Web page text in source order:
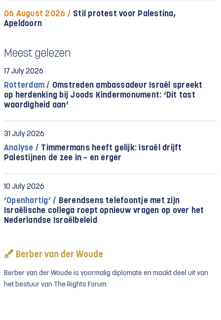
06 August 2026 / Stil protest voor Palestina,
Apeldoorn
Meest gelezen
17 July 2026
Rotterdam / Omstreden ambassadeur Israël spreekt
op herdenking bij Joods Kindermonument: ‘Dit tast
waardigheid aan’
31 July 2026
Analyse / Timmermans heeft gelijk: Israël drijft
Palestijnen de zee in – en erger
10 July 2026
‘Openhartig’ / Berendsens telefoontje met zijn
Israëlische collega roept opnieuw vragen op over het
Nederlandse Israëlbeleid
Berber van der Woude
Berber van der Woude is voormalig diplomate en maakt deel uit van
het bestuur van The Rights Forum